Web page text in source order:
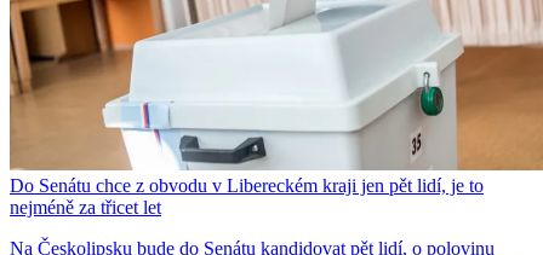
Do Senátu chce z obvodu v Libereckém kraji jen pět lidí, je to
nejméně za třicet let
Na Českolipsku bude do Senátu kandidovat pět lidí, o polovinu